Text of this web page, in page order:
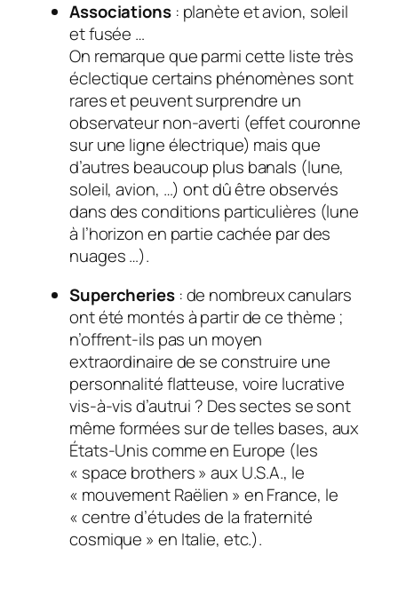
Associations: planète et avion, soleil
et fusée …
On remarque que parmi cette liste très
éclectique certains phénomènes sont
rares et peuvent surprendre un
observateur non-averti (effet couronne
sur une ligne électrique) mais que
d’autres beaucoup plus banals (lune,
soleil, avion, …) ont dû être observés
dans des conditions particulières (lune
à l’horizon en partie cachée par des
nuages …).
Supercheries: de nombreux canulars
ont été montés à partir de ce thème ;
n’offrent-ils pas un moyen
extraordinaire de se construire une
personnalité flatteuse, voire lucrative
vis-à-vis d’autrui ? Des sectes se sont
même formées sur de telles bases, aux
États-Unis comme en Europe (les
« space brothers » aux U.S.A., le
« mouvement Raëlien » en France, le
« centre d’études de la fraternité
cosmique » en Italie, etc.).